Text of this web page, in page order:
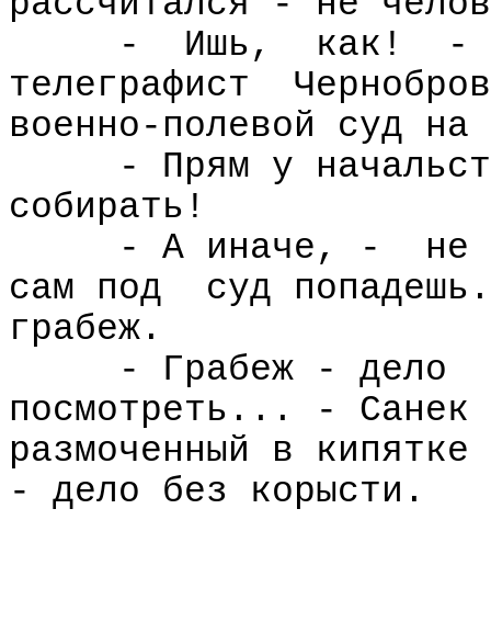
-
Ишь, как!
-
телеграфист
военно-полевой суд на
- Прям у
собирать!
- А иначе, -
не
сам под
суд
грабеж.
- Грабеж - дело
посмотреть... - Санек
размоченный в
- дело без корысти.